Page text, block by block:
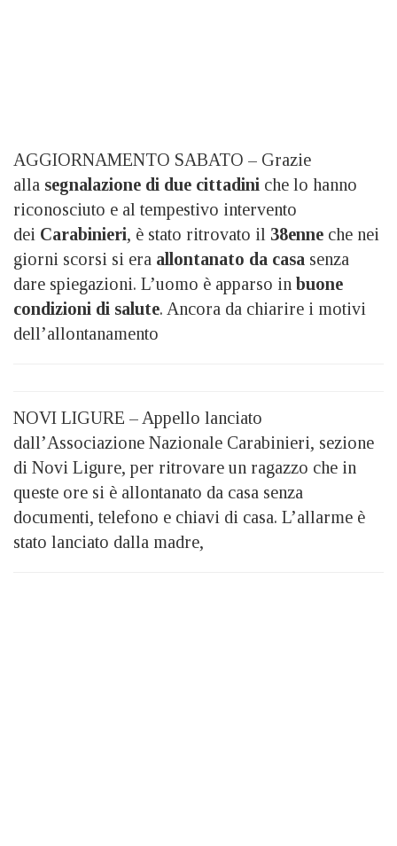
AGGIORNAMENTO SABATO – Grazie
alla segnalazione di due cittadini che lo hanno
riconosciuto e al tempestivo intervento
dei Carabinieri, è stato ritrovato il 38enne che nei
giorni scorsi si era allontanato da casa senza
dare spiegazioni. L’uomo è apparso in buone
condizioni di salute. Ancora da chiarire i motivi
dell’allontanamento
NOVI LIGURE – Appello lanciato
dall’Associazione Nazionale Carabinieri, sezione
di Novi Ligure, per ritrovare un ragazzo che in
queste ore si è allontanato da casa senza
documenti, telefono e chiavi di casa. L’allarme è
stato lanciato dalla madre,